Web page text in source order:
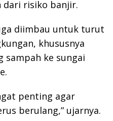
dari risiko banjir.
diimbau untuk turut
khususnya
sampah ke sungai
penting agar
berulang,” ujarnya.